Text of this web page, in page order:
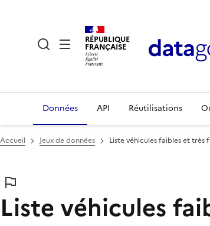
RÉPUBLIQUE
FRANÇAISE
Données API Réutilisations
Accueil Jeux de données Liste véhicules faibles et très
Liste véhicules